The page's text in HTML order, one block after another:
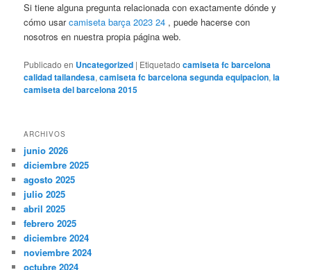
Si tiene alguna pregunta relacionada con exactamente dónde y
cómo usarcamiseta barça 2023 24 , puede hacerse con
nosotros en nuestra propia página web.
Publicado en Uncategorized | Etiquetado camiseta fc barcelona
calidad tailandesa,camiseta fc barcelona segunda equipacion,la
camiseta del barcelona 2015
ARCHIVOS
junio 2026
diciembre 2025
agosto 2025
julio 2025
abril 2025
febrero 2025
diciembre 2024
noviembre 2024
octubre 2024